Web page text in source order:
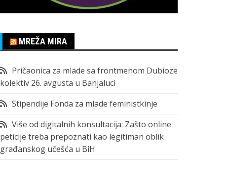
MREŽA MIRA
Pričaonica za mlade sa frontmenom Dubioze
kolektiv 26. avgusta u Banjaluci
Stipendije Fonda za mlade feministkinje
Više od digitalnih konsultacija: Zašto online
peticije treba prepoznati kao legitiman oblik
građanskog učešća u BiH